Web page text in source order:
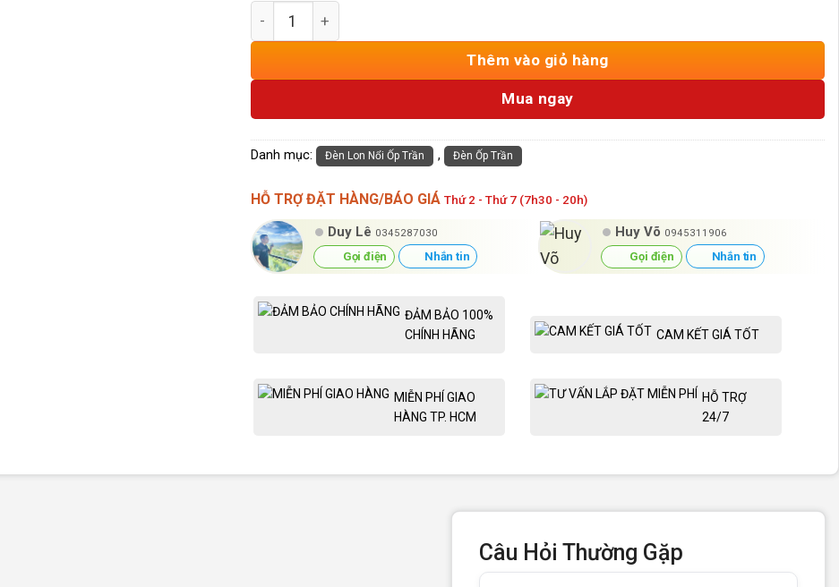
Đèn Lon Nổi Ốp Trần Trắng 18W TNB18T số lượng
Thêm vào giỏ hàng
Mua ngay
Danh mục: Đèn Lon Nổi Ốp Trần , Đèn Ốp Trần
HỖ TRỢ ĐẶT HÀNG/BÁO GIÁ Thứ 2 - Thứ 7 (7h30 - 20h)
Duy Lê 0345287030
Gọi điện Nhắn tin
Huy Võ 0945311906
Gọi điện Nhắn tin
ĐẢM BẢO 100%
CHÍNH HÃNG
CAM KẾT GIÁ TỐT
MIỄN PHÍ GIAO
HÀNG TP. HCM
HỖ TRỢ
24/7
Câu Hỏi Thường Gặp